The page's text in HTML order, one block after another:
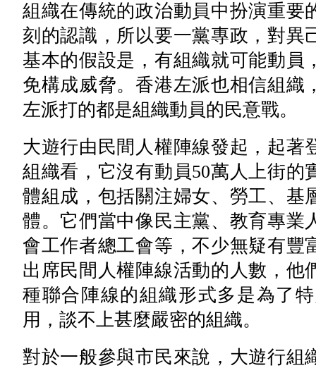
組織在傳統的政治動員中扮演重要
刻的認識，所以要一黨專政，對異
基本的假設是，有組織就可能動員
免構成威脅。香港左派也相信組織
左派打的都是組織動員的民意戰。
大遊行由民間人權陣線發起，起著
組織看，它沒有動員50萬人上街
體組成，包括關注婦女、勞工、基
體。它們當中像民主黨、教育專業
會工作者總工會等，不少無疑有豐
出席民間人權陣線活動的人數，他
種聯合陣線的組織形式多是為了
用，談不上甚麼嚴密的組織。
對於一般參與市民來說，大遊行組